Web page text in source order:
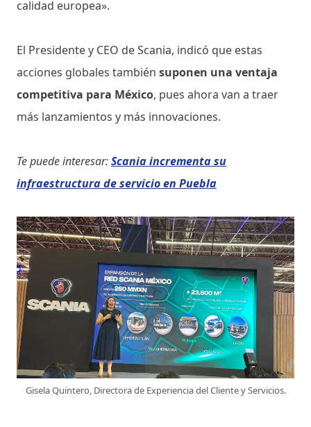
calidad europea».
El Presidente y CEO de Scania, indicó que estas
acciones globales también suponen una ventaja
competitiva para México, pues ahora van a traer
más lanzamientos y más innovaciones.
Te puede interesar:Scania incrementa su
infraestructura de servicio en Puebla
Gisela Quintero, Directora de Experiencia del Cliente y Servicios.